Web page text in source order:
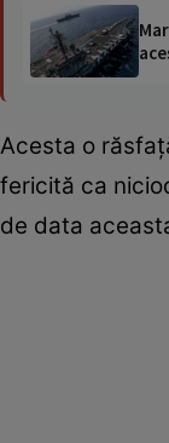
Acesta o
fericită ca
de data